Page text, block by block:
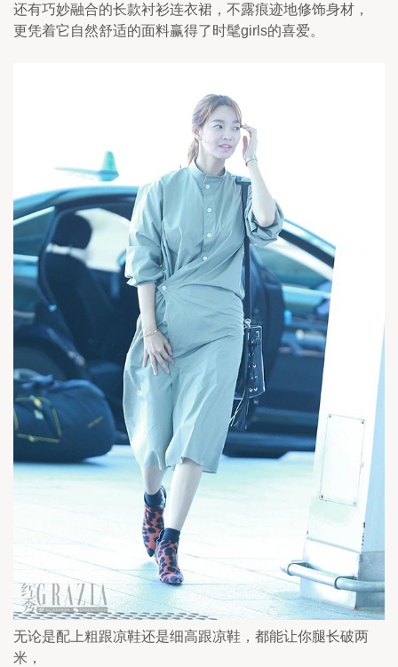
还有巧妙融合的长款衬衫连衣裙，不露痕迹地修饰身材，
更凭着它自然舒适的面料赢得了时髦girls的喜爱。
无论是配上粗跟凉鞋还是细高跟凉鞋，都能让你腿长破两
米，